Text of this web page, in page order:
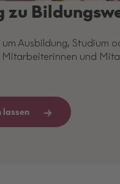
zu
Ausbildung, Studium
und